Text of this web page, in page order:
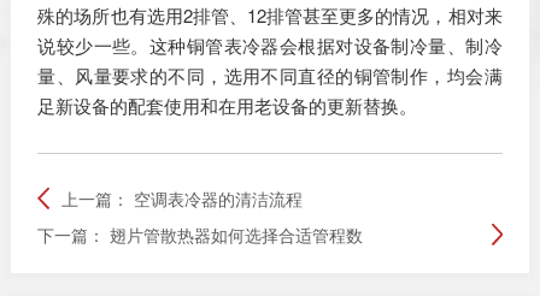
殊的场所也有选用2排管、12排管甚至更多的情况，相对来
说较少一些。这种铜管表冷器会根据对设备制冷量、制冷
量、风量要求的不同，选用不同直径的铜管制作，均会满
足新设备的配套使用和在用老设备的更新替换。
上一篇： 空调表冷器的清洁流程
下一篇： 翅片管散热器如何选择合适管程数